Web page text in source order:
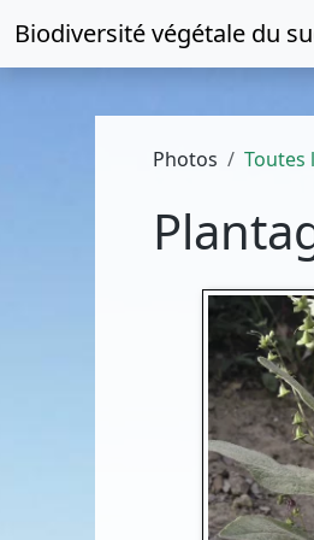
Biodiversité végétale du
Photos Toutes